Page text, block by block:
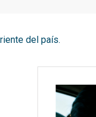
del país.